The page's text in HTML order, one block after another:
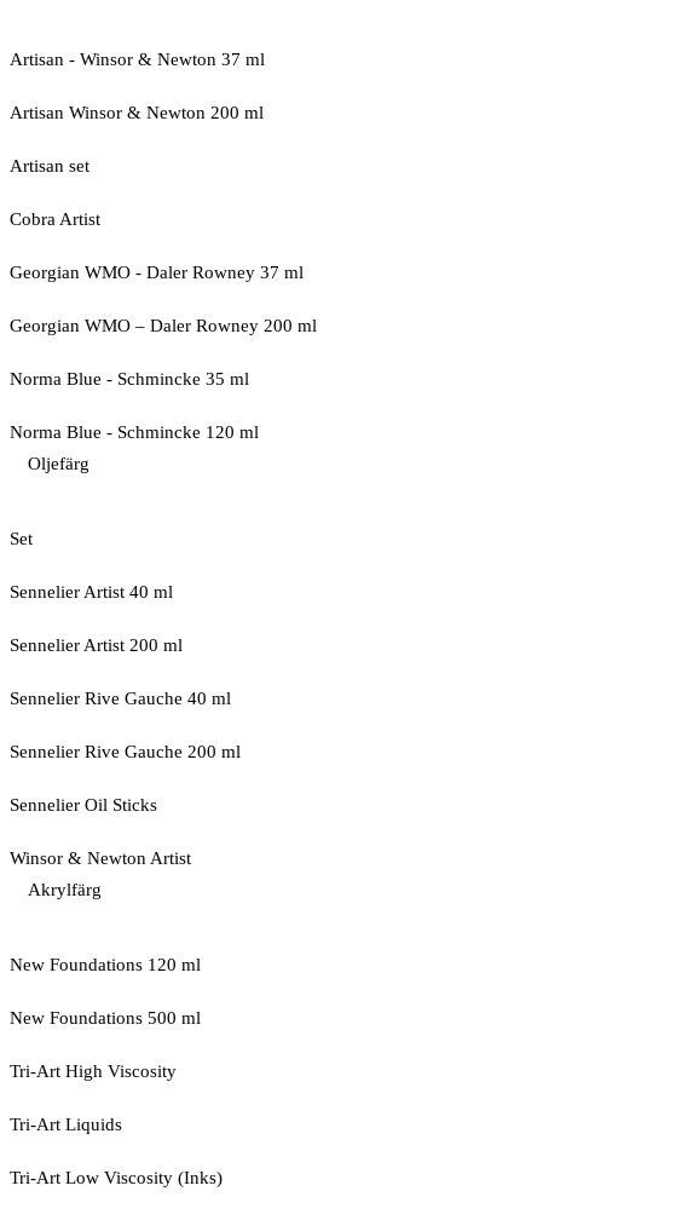
Artisan - Winsor & Newton 37 ml
Artisan Winsor & Newton 200 ml
Artisan set
Cobra Artist
Georgian WMO - Daler Rowney 37 ml
Georgian WMO – Daler Rowney 200 ml
Norma Blue - Schmincke 35 ml
Norma Blue - Schmincke 120 ml
Oljefärg
Set
Sennelier Artist 40 ml
Sennelier Artist 200 ml
Sennelier Rive Gauche 40 ml
Sennelier Rive Gauche 200 ml
Sennelier Oil Sticks
Winsor & Newton Artist
Akrylfärg
New Foundations 120 ml
New Foundations 500 ml
Tri-Art High Viscosity
Tri-Art Liquids
Tri-Art Low Viscosity (Inks)